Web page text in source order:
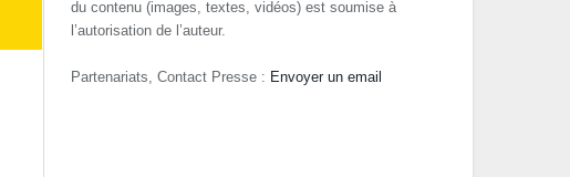
du contenu (images, textes, vidéos) est soumise à
l’autorisation de l’auteur.
Partenariats, Contact Presse : Envoyer un email